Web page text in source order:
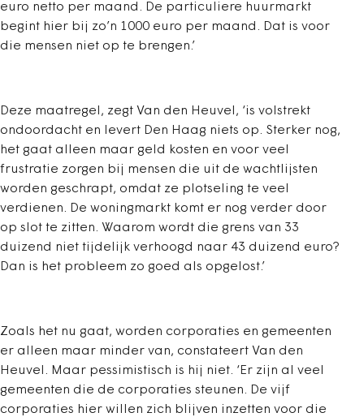
euro netto per maand. De particuliere huurmarkt
begint hier bij zo’n 1000 euro per maand. Dat is voor
die mensen niet op te brengen.’
Deze maatregel, zegt Van den Heuvel, ‘is volstrekt
ondoordacht en levert Den Haag niets op. Sterker nog,
het gaat alleen maar geld kosten en voor veel
frustratie zorgen bij mensen die uit de wachtlijsten
worden geschrapt, omdat ze plotseling te veel
verdienen. De woningmarkt komt er nog verder door
op slot te zitten. Waarom wordt die grens van 33
duizend niet tijdelijk verhoogd naar 43 duizend euro?
Dan is het probleem zo goed als opgelost.’
Zoals het nu gaat, worden corporaties en gemeenten
er alleen maar minder van, constateert Van den
Heuvel. Maar pessimistisch is hij niet. ‘Er zijn al veel
gemeenten die de corporaties steunen. De vijf
corporaties hier willen zich blijven inzetten voor die